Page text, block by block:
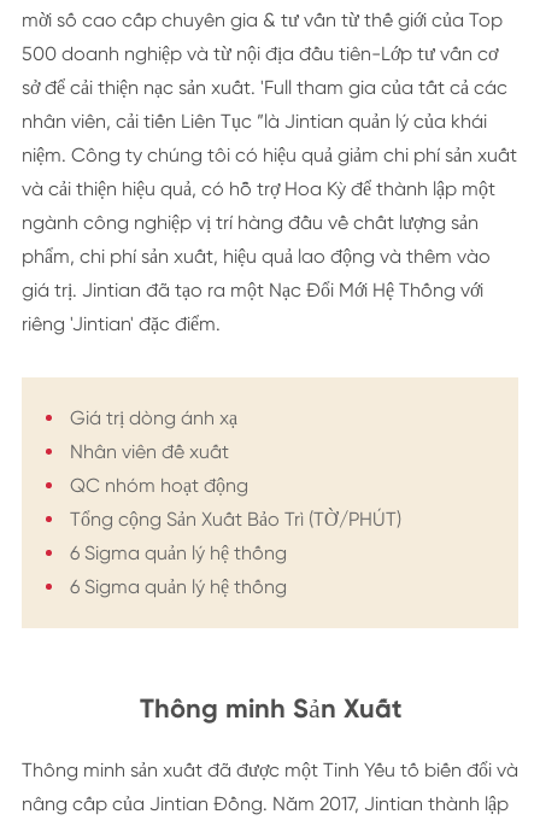
mời số cao cấp chuyên gia & tư vấn từ thế giới của Top
500 doanh nghiệp và từ nội địa đầu tiên-Lớp tư vấn cơ
sở để cải thiện nạc sản xuất. 'Full tham gia của tất cả các
nhân viên, cải tiến Liên Tục ”là Jintian quản lý của khái
niệm. Công ty chúng tôi có hiệu quả giảm chi phí sản xuất
và cải thiện hiệu quả, có hỗ trợ Hoa Kỳ để thành lập một
ngành công nghiệp vị trí hàng đầu về chất lượng sản
phẩm, chi phí sản xuất, hiệu quả lao động và thêm vào
giá trị. Jintian đã tạo ra một Nạc Đổi Mới Hệ Thống với
riêng 'Jintian' đặc điểm.
Giá trị dòng ánh xạ
Nhân viên đề xuất
QC nhóm hoạt động
Tổng cộng Sản Xuất Bảo Trì (TỜ/PHÚT)
6 Sigma quản lý hệ thống
6 Sigma quản lý hệ thống
Thông minh Sản Xuất
Thông minh sản xuất đã được một Tinh Yếu tố biến đổi và
nâng cấp của Jintian Đồng. Năm 2017, Jintian thành lập